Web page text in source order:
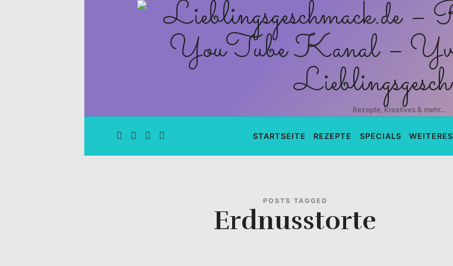
Lieblingsgeschmack.de
Rezepte
Blog
und
Kanal
Rezepte, Kreatives & mehr...
STARTSEITE REZEPTE SPECIALS WEITERES
POSTS TAGGED
Erdnusstorte